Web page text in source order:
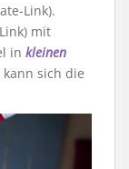
Link).
mit
in kleinen
sich die